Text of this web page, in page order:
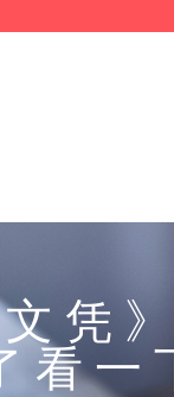
凭
看一